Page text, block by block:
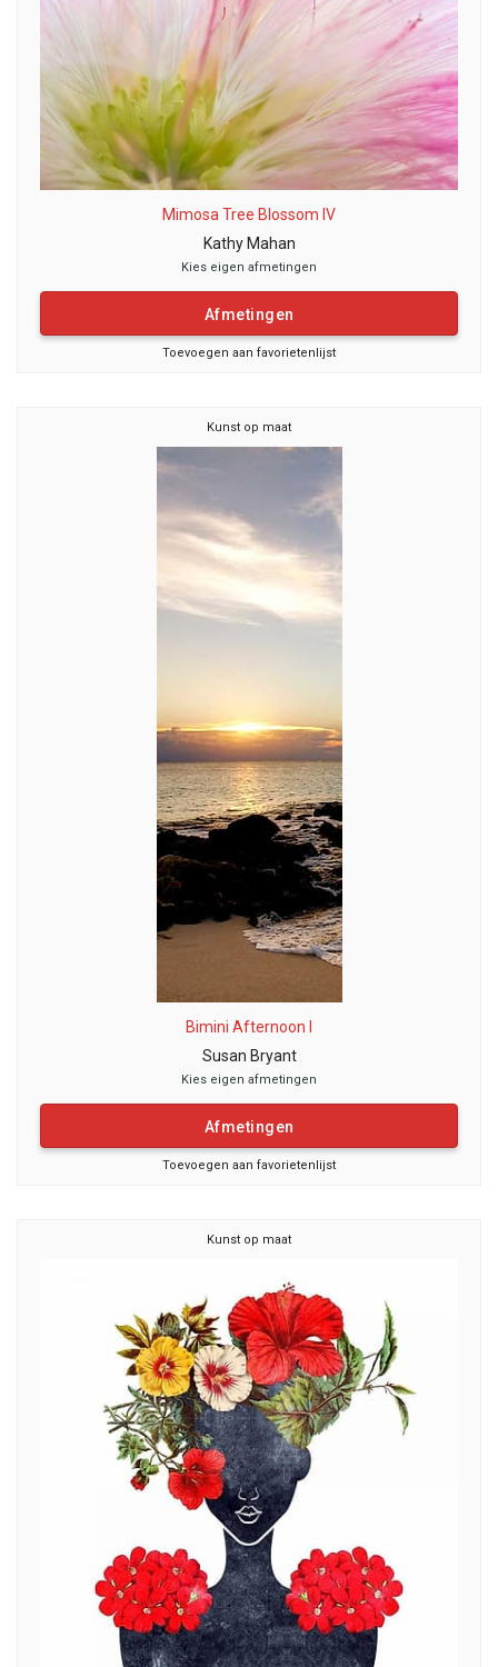
Mimosa Tree Blossom IV
Kathy Mahan
Kies eigen afmetingen
Afmetingen
Toevoegen aan favorietenlijst
Kunst op maat
Bimini Afternoon I
Susan Bryant
Kies eigen afmetingen
Afmetingen
Toevoegen aan favorietenlijst
Kunst op maat